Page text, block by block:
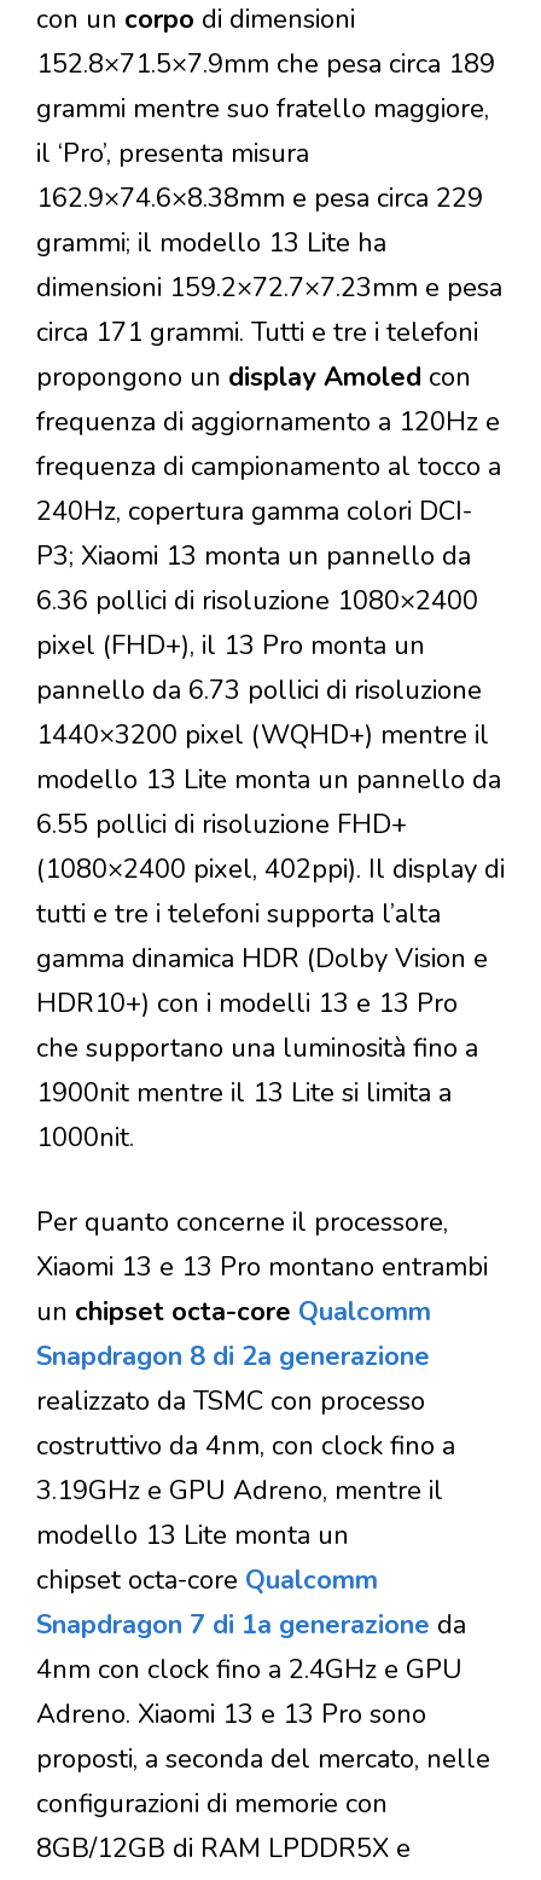
con un corpo di dimensioni
152.8×71.5×7.9mm che pesa circa 189
grammi mentre suo fratello maggiore,
il ‘Pro’, presenta misura
162.9×74.6×8.38mm e pesa circa 229
grammi; il modello 13 Lite ha
dimensioni 159.2×72.7×7.23mm e pesa
circa 171 grammi. Tutti e tre i telefoni
propongono un display Amoled con
frequenza di aggiornamento a 120Hz e
frequenza di campionamento al tocco a
240Hz, copertura gamma colori DCI-
P3; Xiaomi 13 monta un pannello da
6.36 pollici di risoluzione 1080×2400
pixel (FHD+), il 13 Pro monta un
pannello da 6.73 pollici di risoluzione
1440×3200 pixel (WQHD+) mentre il
modello 13 Lite monta un pannello da
6.55 pollici di risoluzione FHD+
(1080×2400 pixel, 402ppi). Il display di
tutti e tre i telefoni supporta l’alta
gamma dinamica HDR (Dolby Vision e
HDR10+) con i modelli 13 e 13 Pro
che supportano una luminosità fino a
1900nit mentre il 13 Lite si limita a
1000nit.
Per quanto concerne il processore,
Xiaomi 13 e 13 Pro montano entrambi
un chipset octa-core Qualcomm
Snapdragon 8 di 2a generazione
realizzato da TSMC con processo
costruttivo da 4nm, con clock fino a
3.19GHz e GPU Adreno, mentre il
modello 13 Lite monta un
chipset octa-core Qualcomm
Snapdragon 7 di 1a generazione da
4nm con clock fino a 2.4GHz e GPU
Adreno. Xiaomi 13 e 13 Pro sono
proposti, a seconda del mercato, nelle
configurazioni di memorie con
8GB/12GB di RAM LPDDR5X e